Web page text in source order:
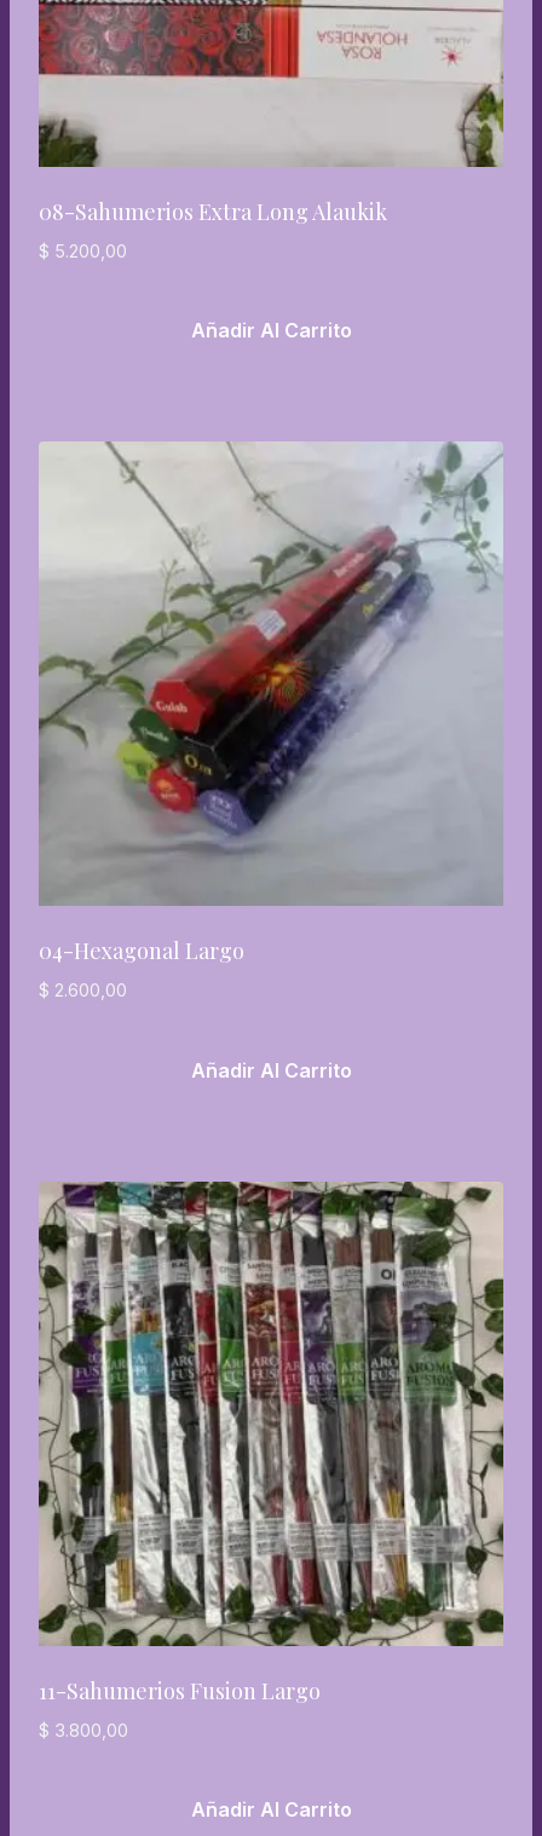
08-Sahumerios Extra Long Alaukik
$ 5.200,00
Añadir Al Carrito
04-Hexagonal Largo
$ 2.600,00
Añadir Al Carrito
11-Sahumerios Fusion Largo
$ 3.800,00
Añadir Al Carrito